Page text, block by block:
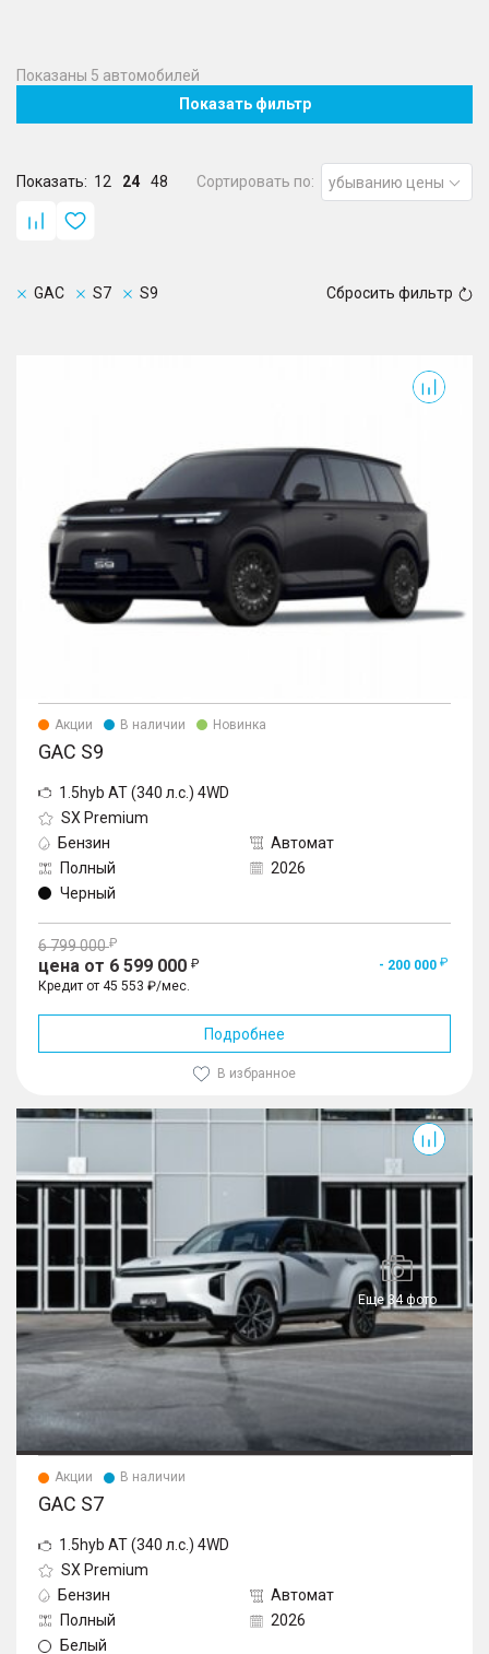
Показаны 5 автомобилей
Показать фильтр
Показать: 12 24 48 Сортировать по: убыванию цены
GAC S7 S9 Сбросить фильтр
Акции В наличии Новинка
GAC S9
1.5hyb AT (340 л.с.) 4WD
SX Premium
Бензин
Автомат
Полный
2026
Черный
6 799 000
цена от 6 599 000
- 200 000
Кредит от 45 553 ₽/мес.
Подробнее
В избранное
Еще 34 фото
S7
Акции В наличии
GAC S7
1.5hyb AT (340 л.с.) 4WD
SX Premium
Бензин
Автомат
Полный
2026
Белый